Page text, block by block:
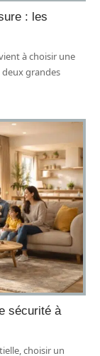
: les
à choisir une
grandes
sécurité à
choisir un